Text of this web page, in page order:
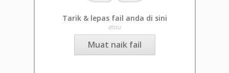
Tarik & lepas fail anda di sini
atau
Muat naik fail